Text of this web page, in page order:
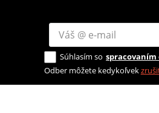
Súhlasím so spracovaním
Odber môžete kedykoľvek